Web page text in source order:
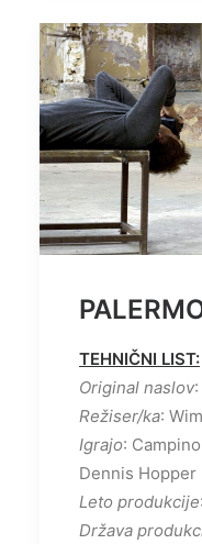
TEHNIČNI LIST:
Original naslov
Režiser/ka:
Igrajo:
Dennis Hopper
Leto produkcije
Država